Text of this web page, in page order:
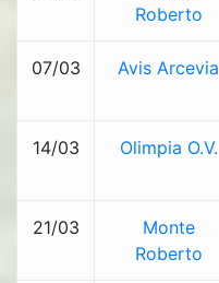
Roberto
07/03 Avis Arcevia
14/03 Olimpia O.V.
21/03
Monte
Roberto